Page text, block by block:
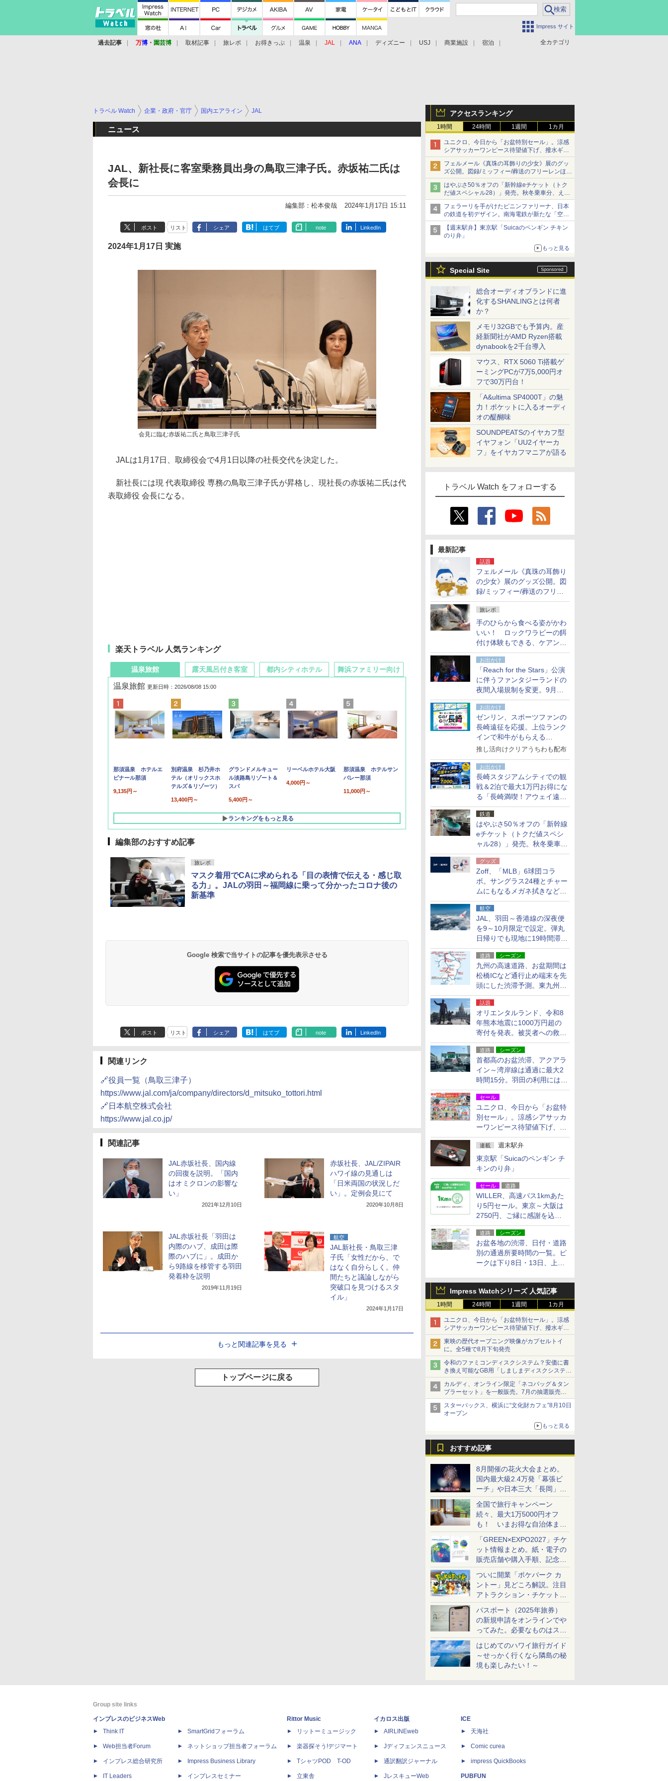
Impress サイト
全カテゴリ
過去記事 万博 ・ 園芸博 取材記事 旅レポ お得きっぷ 温泉 JAL ANA ディズニー USJ 商業施設 宿泊
アクセスランキング
1時間 24時間 1週間 1カ月
ユニクロ、今日から「お盆特別セール」。涼感
シアサッカーワンピース待望値下げ、撥水ギア
ショーツは1990円に
フェルメール《真珠の耳飾りの少女》展のグッ
ズ公開。図録/ミッフィー/葬送のフリーレンほ
か、注目ブランドコラボが実現
はやぶさ50％オフの「新幹線eチケット（トク
だ値スペシャル28）」発売。秋冬乗車分、えき
ねっと限定
フェラーリを手がけたピニンファリーナ、日本
の鉄道を初デザイン。南海電鉄が新たな「空港
特急」をなにわ筋線へ導入
【週末駅弁】東京駅「Suicaのペンギン チキン
のり弁」
もっと見る
Special Site
総合オーディオブランドに進
化するSHANLINGとは何者
か？
メモリ32GBでも予算内。産
経新聞社がAMD Ryzen搭載
dynabookを2千台導入
マウス、RTX 5060 Ti搭載ゲ
ーミングPCが7万5,000円オ
フで30万円台！
「A&ultima SP4000T」の魅
力！ポケットに入るオーディ
オの醍醐味
SOUNDPEATSのイヤカフ型
イヤフォン「UU2イヤーカ
フ」をイヤカフマニアが語る
トラベル Watch をフォローする
最新記事
話題
フェルメール《真珠の耳飾り
の少女》展のグッズ公開。図
録/ミッフィー/葬送のフリー
レンほか、注目ブランドコラ
ボが実現
旅レポ
手のひらから食べる姿がかわ
いい！ ロックワラビーの餌
付け体験もできる、ケアンズ
でアサートン高原の日本語ガ
イド付きツアーに参加してみ
た
お出かけ
「Reach for the Stars」公演
に伴うファンタジーランドの
夜間入場規制を変更。9月か
ら18時50分～20時ごろに
お出かけ
ゼンリン、スポーツファンの
長崎遠征を応援。上位ランク
インで和牛がもらえる
「GO！GO！長崎スタンプラ
推し活向けクリアうちわも配布
お出かけ
長崎スタジアムシティでの観
戦＆2泊で最大1万円お得にな
る「長崎満喫！アウェイ遠征
応援キャンペーン」
鉄道
はやぶさ50％オフの「新幹線
eチケット（トクだ値スペシ
ャル28）」発売。秋冬乗車
分、えきねっと限定
グッズ
Zoff、「MLB」6球団コラ
ボ。サングラス24種とチャー
ムにもなるメガネ拭きなど雑
貨24種
航空
JAL、羽田～香港線の深夜便
を9～10月限定で設定。弾丸
日帰りでも現地に19時間滞在
できる
道路 シーズン
九州の高速道路、お盆期間は
松橋ICなど通行止め端末を先
頭にした渋滞予測。東九州道
への迂回は料金調整を実施
話題
オリエンタルランド、令和8
年熊本地震に1000万円超の
寄付を発表。被災者への救援
活動・復旧支援
道路 シーズン
首都高のお盆渋滞、アクアラ
イン～湾岸線は通過に最大2
時間15分。羽田の利用には
「空港西出口」の利用検討を
セール
ユニクロ、今日から「お盆特
別セール」。涼感シアサッカ
ーワンピース待望値下げ、撥
水ギアショーツは1990円に
連載 週末駅弁
東京駅「Suicaのペンギン チ
キンのり弁」
セール 道路
WILLER、高速バス1kmあた
り5円セール。東京～大阪は
2750円、ご縁に感謝を込め
た20周年記念キャンペーン
道路 シーズン
お盆各地の渋滞、日付・道路
別の通過所要時間の一覧。ピ
ークは下り8日・13日、上り
Impress Watchシリーズ 人気記事
1時間 24時間 1週間 1カ月
ユニクロ、今日から「お盆特別セール」。涼感
シアサッカーワンピース待望値下げ、撥水ギア
ショーツは1990円に
東映の歴代オープニング映像がカプセルトイ
に。全5種で8月下旬発売
令和のファミコンディスクシステム？安価に書
き換え可能なGB用「しましまディスクシステ
ム」
カルディ、オンライン限定「ネコバッグ＆タン
ブラーセット」を一般販売。7月の抽選販売の
当選無効分
スターバックス、横浜に“文化財カフェ”8月10日
オープン
もっと見る
おすすめ記事
8月開催の花火大会まとめ。
国内最大級2.4万発「幕張ビ
ーチ」や日本三大「長岡」な
ど大型イベント目白押し！
全国で旅行キャンペーン
続々、最大1万5000円オフ
も！ いまお得な自治体まと
め
「GREEN×EXPO2027」チケ
ット情報まとめ。紙・電子の
販売店舗や購入手順、記念チ
ケットも解説
ついに開業「ポケパーク カ
ントー」見どころ解説。注目
アトラクション・チケット手
配・来場前に必要な準備は？
パスポート（2025年旅券）
の新規申請をオンラインでや
ってみた。必要なものはスマ
ホとマイナカードのみ
はじめてのハワイ旅行ガイド
～せっかく行くなら隣島の秘
境も楽しみたい！～
トラベル Watch 企業・政府・官庁 国内エアライン JAL
ニュース
JAL、新社長に客室乗務員出身の鳥取三津子氏。赤坂祐二氏は
会長に
編集部：松本俊哉 2024年1月17日 15:11
ポスト リスト シェア はてブ note LinkedIn
2024年1月17日 実施
会見に臨む赤坂祐二氏と鳥取三津子氏
JALは1月17日、取締役会で4月1日以降の社長交代を決定した。
新社長には現 代表取締役 専務の鳥取三津子氏が昇格し、現社長の赤坂祐二氏は代
表取締役 会長になる。
楽天トラベル 人気ランキング
温泉旅館
温泉旅館 更新日時：2026/08/08 15:00
那須温泉 ホテルエ
ピナール那須
9,135円～
別府温泉 杉乃井ホ
テル（オリックスホ
テルズ＆リゾーツ）
13,400円～
グランドメルキュー
ル淡路島リゾート＆
スパ
5,400円～
リーベルホテル大阪
4,000円～
那須温泉 ホテルサン
バレー那須
11,000円～
ランキングをもっと見る
露天風呂付き客室
10,450円～
19,541円～
都内シティホテル 舞浜ファミリー向け
7,950円～
5,758円～
編集部のおすすめ記事
旅レポ
マスク着用でCAに求められる「目の表情で伝える・感じ取
る力」。JALの羽田～福岡線に乗って分かったコロナ後の
新基準
Google 検索で当サイトの記事を優先表示させる
ポスト リスト シェア はてブ note LinkedIn
関連リンク
🔗役員一覧（鳥取三津子）
https://www.jal.com/ja/company/directors/d_mitsuko_tottori.html
🔗日本航空株式会社
https://www.jal.co.jp/
関連記事
JAL赤坂社長、国内線
の回復を説明。「国内
はオミクロンの影響な
い」
2021年12月10日
赤坂社長、JAL/ZIPAIR
ハワイ線の見通しは
「日米両国の状況しだ
い」。定例会見にて
2020年10月8日
JAL赤坂社長「羽田は
内際のハブ、成田は際
際のハブに」。成田か
ら9路線を移管する羽田
発着枠を説明
2019年11月19日
航空
JAL新社長・鳥取三津
子氏「女性だから、で
はなく自分らしく。仲
間たちと議論しながら
突破口を見つけるスタ
イル」
2024年1月17日
もっと関連記事を見る
トップページに戻る
Group site links
インプレスのビジネスWeb
Think IT
Web担当者Forum
インプレス総合研究所
IT Leaders
SmartGridフォーラム
ネットショップ担当者フォーラム
Impress Business Library
インプレスセミナー
Rittor Music
リットーミュージック
楽器探そう!デジマート
TシャツPOD T-OD
立東舎
イカロス出版
AIRLINEweb
Jディフェンスニュース
通訳翻訳ジャーナル
JレスキューWeb
ICE
天海社
Comic curea
impress QuickBooks
PUBFUN